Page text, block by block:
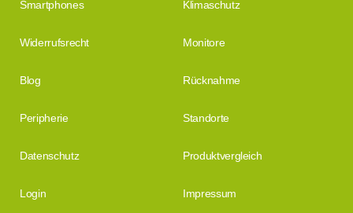
Smartphones Klimaschutz
Widerrufsrecht Monitore
Blog Rücknahme
Peripherie Standorte
Datenschutz Produktvergleich
Login Impressum